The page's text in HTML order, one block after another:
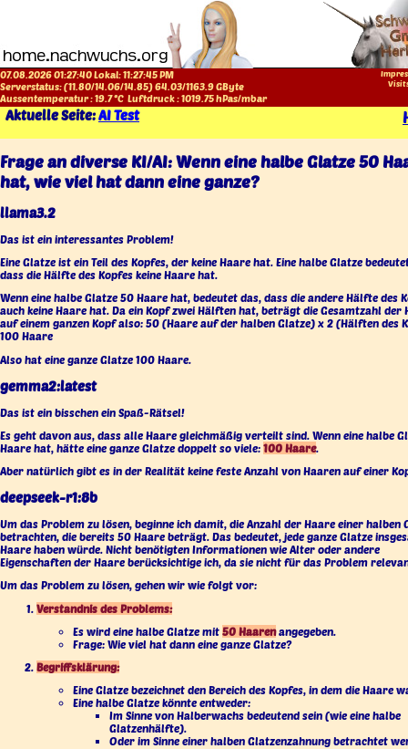
07.08.2026 01:27:40 Lokal:11:27:46 PM
Serverstatus: (11.80/14.06/14.85)64.03/1163.9GByte
Aussentemperatur :19.7°C Luftdruck :1019.75hPas/mbar
Aktuelle Seite:AI Test
Frage an diverse KI/AI: Wenn eine halbe Glatze 50
hat, wie viel hat dann eine ganze?
llama3.2
Das ist ein interessantes Problem!
Eine Glatze ist ein Teil des Kopfes, der keine Haare hat. Eine halbe Glatze
dass die Hälfte des Kopfes keine Haare hat.
Wenn eine halbe Glatze 50 Haare hat, bedeutet das, dass die andere Hälfte des
auch keine Haare hat. Da ein Kopf zwei Hälften hat, beträgt die Gesamtzahl der
auf einem ganzen Kopf also: 50 (Haare auf der halben Glatze) x 2 (Hälften des
100 Haare
Also hat eine ganze Glatze 100 Haare.
gemma2:latest
Das ist ein bisschen ein Spaß-Rätsel!
Es geht davon aus, dass alle Haare gleichmäßig verteilt sind. Wenn eine halbe
Haare hat, hätte eine ganze Glatze doppelt so viele: 100 Haare.
Aber natürlich gibt es in der Realität keine feste Anzahl von Haaren auf einer
deepseek-r1:8b
Um das Problem zu lösen, beginne ich damit, die Anzahl der Haare einer halben
betrachten, die bereits 50 Haare beträgt. Das bedeutet, jede ganze Glatze
Haare haben würde. Nicht benötigten Informationen wie Alter oder andere
Eigenschaften der Haare berücksichtige ich, da sie nicht für das Problem
Um das Problem zu lösen, gehen wir wie folgt vor:
Verstandnis des Problems:
Es wird eine halbe Glatze mit 50 Haarenangegeben.
Frage: Wie viel hat dann eine ganze Glatze?
Begriffsklärung:
Eine Glatze bezeichnet den Bereich des Kopfes, in dem die Haare
Eine halbe Glatze könnte entweder:
Im Sinne von Halberwachs bedeutend sein (wie eine halbe
Glatzenhälfte).
Oder im Sinne einer halben Glatzenzahnung betrachtet